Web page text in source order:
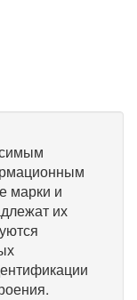
марки и
их